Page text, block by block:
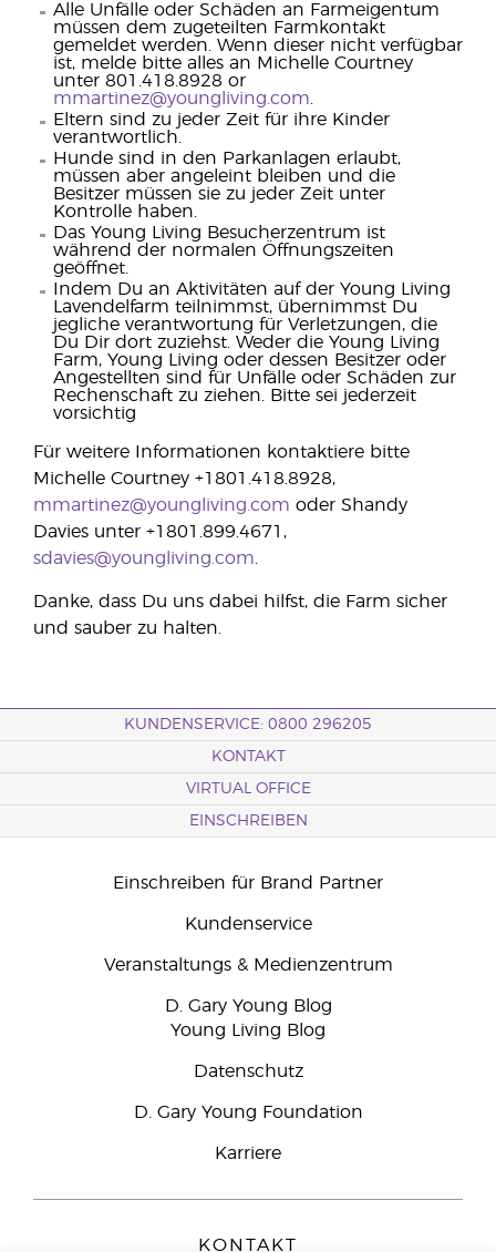
Alle Unfälle oder Schäden an Farmeigentum
müssen dem zugeteilten Farmkontakt
gemeldet werden. Wenn dieser nicht verfügbar
ist, melde bitte alles an Michelle Courtney
unter 801.418.8928 or
mmartinez@youngliving.com
Eltern sind zu jeder Zeit für ihre Kinder
verantwortlich.
Hunde sind in den Parkanlagen erlaubt,
müssen aber angeleint bleiben und die
Besitzer müssen sie zu jeder Zeit unter
Kontrolle haben.
Das Young Living Besucherzentrum ist
während der normalen Öffnungszeiten
geöffnet.
Indem Du an Aktivitäten auf der Young Living
Lavendelfarm teilnimmst, übernimmst Du
jegliche verantwortung für Verletzungen, die
Du Dir dort zuziehst. Weder die Young Living
Farm, Young Living oder dessen Besitzer oder
Angestellten sind für Unfälle oder Schäden zur
Rechenschaft zu ziehen. Bitte sei jederzeit
vorsichtig
Für weitere Informationen kontaktiere bitte
Michelle Courtney +1801.418.8928,
mmartinez@youngliving.com oder Shandy
Davies unter +1801.899.4671,
sdavies@youngliving.com
Danke, dass Du uns dabei hilfst, die Farm sicher
und sauber zu halten.
KUNDENSERVICE: 0800 296205
KONTAKT
VIRTUAL OFFICE
EINSCHREIBEN
Einschreiben für Brand Partner
Kundenservice
Veranstaltungs & Medienzentrum
D. Gary Young Blog
Young Living Blog
Datenschutz
D. Gary Young Foundation
Karriere
KONTAKT